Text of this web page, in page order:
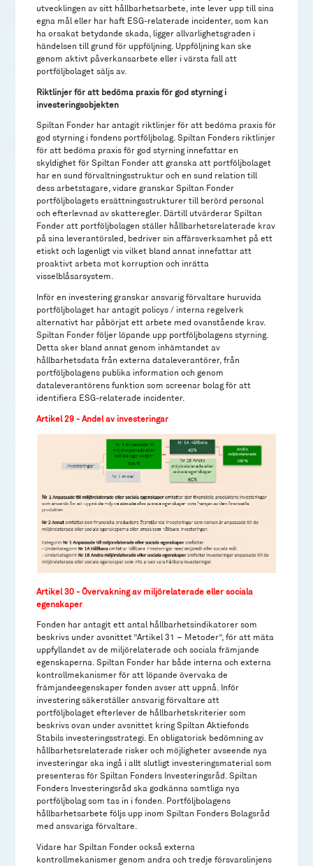
utvecklingen av sitt hållbarhetsarbete, inte lever upp till sina
egna mål eller har haft ESG-relaterade incidenter, som kan
ha orsakat betydande skada, ligger allvarlighetsgraden i
händelsen till grund för uppföljning. Uppföljning kan ske
genom aktivt påverkansarbete eller i värsta fall att
portföljbolaget säljs av.
Riktlinjer för att bedöma praxis för god styrning i
investeringsobjekten
Spiltan Fonder har antagit riktlinjer för att bedöma praxis för
god styrning i fondens portföljbolag. Spiltan Fonders riktlinjer
för att bedöma praxis för god styrning innefattar en
skyldighet för Spiltan Fonder att granska att portföljbolaget
har en sund förvaltningsstruktur och en sund relation till
dess arbetstagare, vidare granskar Spiltan Fonder
portföljbolagets ersättningsstrukturer till berörd personal
och efterlevnad av skatteregler. Därtill utvärderar Spiltan
Fonder att portföljbolagen ställer hållbarhetsrelaterade krav
på sina leverantörsled, bedriver sin affärsverksamhet på ett
etiskt och lagenligt vis vilket bland annat innefattar att
proaktivt arbeta mot korruption och inrätta
visselblåsarsystem.
Inför en investering granskar ansvarig förvaltare huruvida
portföljbolaget har antagit policys / interna regelverk
alternativt har påbörjat ett arbete med ovanstående krav.
Spiltan Fonder följer löpande upp portföljbolagens styrning.
Detta sker bland annat genom inhämtandet av
hållbarhetsdata från externa dataleverantörer, från
portföljbolagens publika information och genom
dataleverantörens funktion som screenar bolag för att
identifiera ESG-relaterade incidenter.
Artikel 29 - Andel av investeringar
Artikel 30 - Övervakning av miljörelaterade eller sociala
egenskaper
Fonden har antagit ett antal hållbarhetsindikatorer som
beskrivs under avsnittet ”Artikel 31 – Metoder”, för att mäta
uppfyllandet av de miljörelaterade och sociala främjande
egenskaperna. Spiltan Fonder har både interna och externa
kontrollmekanismer för att löpande övervaka de
främjandeegenskaper fonden avser att uppnå. Inför
investering säkerställer ansvarig förvaltare att
portföljbolaget efterlever de hållbarhetskriterier som
beskrivs ovan under avsnittet kring Spiltan Aktiefonds
Stabils investeringsstrategi. En obligatorisk bedömning av
hållbarhetsrelaterade risker och möjligheter avseende nya
investeringar ska ingå i allt slutligt investeringsmaterial som
presenteras för Spiltan Fonders Investeringsråd. Spiltan
Fonders Investeringsråd ska godkänna samtliga nya
portföljbolag som tas in i fonden. Portföljbolagens
hållbarhetsarbete följs upp inom Spiltan Fonders Bolagsråd
med ansvariga förvaltare.
Vidare har Spiltan Fonder också externa
kontrollmekanismer genom andra och tredje försvarslinjens